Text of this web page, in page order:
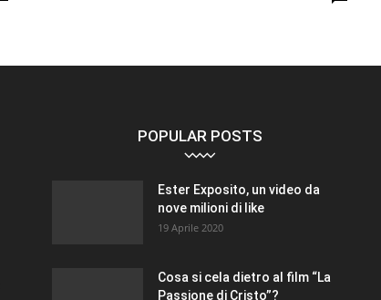
POPULAR POSTS
Ester Exposito, un video da
nove milioni di like
19 Aprile 2020
Cosa si cela dietro al film “La
Passione di Cristo”?